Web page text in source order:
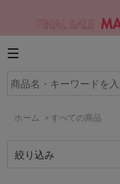
ホーム > すべての商品
絞り込み